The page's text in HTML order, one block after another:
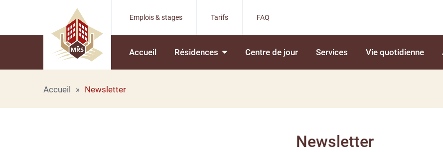
Emplois & stages Tarifs FAQ
Accueil Résidences Centre de jour Services Vie quotidienne
Accueil Newsletter
Newsletter